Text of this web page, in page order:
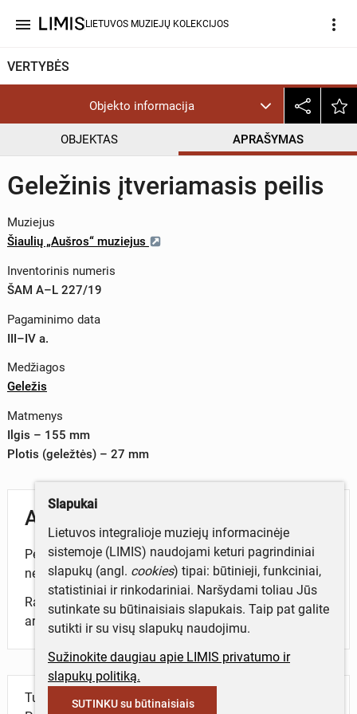
menu LIETUVOS MUZIEJŲ KOLEKCIJOS more_vert
VERTYBĖS
Objekto informacija
OBJEKTAS APRAŠYMAS
Geležinis įtveriamasis peilis
Muziejus
Šiaulių „Aušros“ muziejus
Inventorinis numeris
ŠAM A–L 227/19
Pagaminimo data
III–IV a.
Medžiagos
Geležis
Matmenys
Ilgis – 155 mm
Plotis (geležtės) – 27 mm
Aprašymas
Peilis labai sunykęs, tikrųjų jo matmenų ir formos
nesimato. Jis buvęs platus, stora nugarėle.
Rastas Linkaičių pilkapyne (Joniškio r.) 1932 m.
archeologinių tyrimų metu, vad. B. Tarvydas.
Turite daugiau informacijos apie objektą?
Slapukai
Lietuvos integralioje muziejų informacinėje
sistemoje (LIMIS) naudojami keturi pagrindiniai
slapukų (angl. cookies) tipai: būtinieji, funkciniai,
statistiniai ir rinkodariniai. Naršydami toliau Jūs
sutinkate su būtinaisiais slapukais. Taip pat galite
sutikti ir su visų slapukų naudojimu.
Sužinokite daugiau apie LIMIS privatumo ir
slapukų politiką.
SUTINKU su būtinaisiais